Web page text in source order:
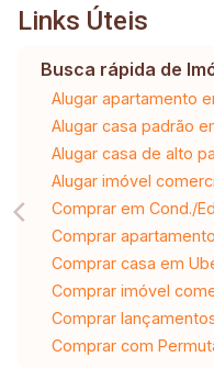
Links Úteis
Busca rápida de
Alugar apartamento
Alugar casa padrão
Alugar casa de alto
Alugar imóvel
Comprar em Cond./
Comprar
Comprar casa em
Comprar imóvel
Comprar
Comprar com